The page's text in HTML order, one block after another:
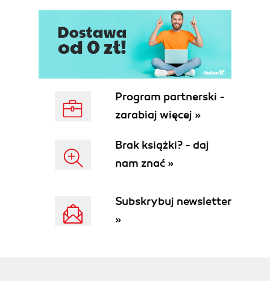
Program partnerski -
zarabiaj więcej »
Brak książki? - daj
nam znać »
Subskrybuj newsletter
»